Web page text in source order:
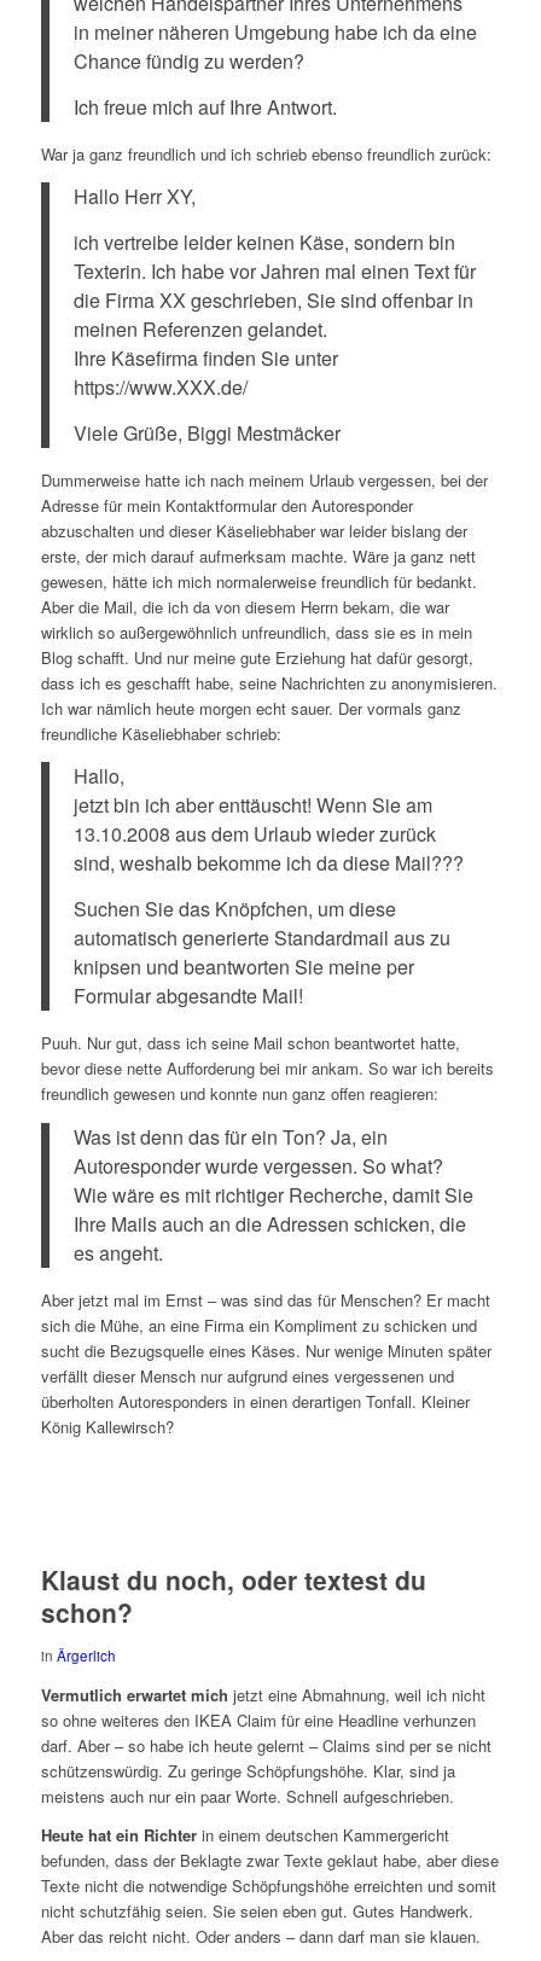
in meiner näheren Umgebung habe ich da eine
Chance fündig zu werden?
Ich freue mich auf Ihre Antwort.
War ja ganz freundlich und ich schrieb ebenso freundlich zurück:
Hallo Herr XY,
ich vertreibe leider keinen Käse, sondern bin
Texterin. Ich habe vor Jahren mal einen Text für
die Firma XX geschrieben, Sie sind offenbar in
meinen Referenzen gelandet.
Ihre Käsefirma finden Sie unter
https://www.XXX.de/
Viele Grüße, Biggi Mestmäcker
Dummerweise hatte ich nach meinem Urlaub vergessen, bei der
Adresse für mein Kontaktformular den Autoresponder
abzuschalten und dieser Käseliebhaber war leider bislang der
erste, der mich darauf aufmerksam machte. Wäre ja ganz nett
gewesen, hätte ich mich normalerweise freundlich für bedankt.
Aber die Mail, die ich da von diesem Herrn bekam, die war
wirklich so außergewöhnlich unfreundlich, dass sie es in mein
Blog schafft. Und nur meine gute Erziehung hat dafür gesorgt,
dass ich es geschafft habe, seine Nachrichten zu anonymisieren.
Ich war nämlich heute morgen echt sauer. Der vormals ganz
freundliche Käseliebhaber schrieb:
Hallo,
jetzt bin ich aber enttäuscht! Wenn Sie am
13.10.2008 aus dem Urlaub wieder zurück
sind, weshalb bekomme ich da diese Mail???
Suchen Sie das Knöpfchen, um diese
automatisch generierte Standardmail aus zu
knipsen und beantworten Sie meine per
Formular abgesandte Mail!
Puuh. Nur gut, dass ich seine Mail schon beantwortet hatte,
bevor diese nette Aufforderung bei mir ankam. So war ich bereits
freundlich gewesen und konnte nun ganz offen reagieren:
Was ist denn das für ein Ton? Ja, ein
Autoresponder wurde vergessen. So what?
Wie wäre es mit richtiger Recherche, damit Sie
Ihre Mails auch an die Adressen schicken, die
es angeht.
Aber jetzt mal im Ernst – was sind das für Menschen? Er macht
sich die Mühe, an eine Firma ein Kompliment zu schicken und
sucht die Bezugsquelle eines Käses. Nur wenige Minuten später
verfällt dieser Mensch nur aufgrund eines vergessenen und
überholten Autoresponders in einen derartigen Tonfall. Kleiner
König Kallewirsch?
Klaust du noch, oder textest du
schon?
in Ärgerlich
Vermutlich erwartet mich jetzt eine Abmahnung, weil ich nicht
so ohne weiteres den IKEA Claim für eine Headline verhunzen
darf. Aber – so habe ich heute gelernt – Claims sind per se nicht
schützenswürdig. Zu geringe Schöpfungshöhe. Klar, sind ja
meistens auch nur ein paar Worte. Schnell aufgeschrieben.
Heute hat ein Richterin einem deutschen Kammergericht
befunden, dass der Beklagte zwar Texte geklaut habe, aber diese
Texte nicht die notwendige Schöpfungshöhe erreichten und somit
nicht schutzfähig seien. Sie seien eben gut. Gutes Handwerk.
Aber das reicht nicht. Oder anders – dann darf man sie klauen.